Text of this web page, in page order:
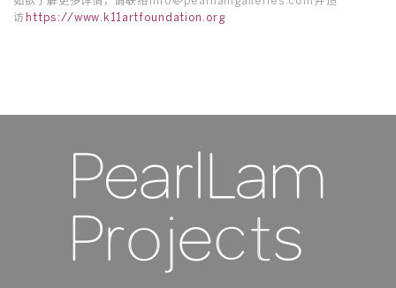
访 https://www.k11artfoundation.org